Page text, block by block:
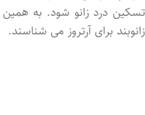
تسکین درد زانو شود. به همین
زانوبند برای آرتروز می شناسند.